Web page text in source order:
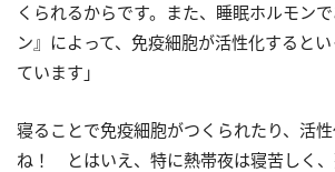
くられるからです。また、睡眠ホルモン
ン』によって、免疫細胞が活性化すると
ています」
寝ることで免疫細胞がつくられたり、活
ね！ とはいえ、特に熱帯夜は寝苦しく